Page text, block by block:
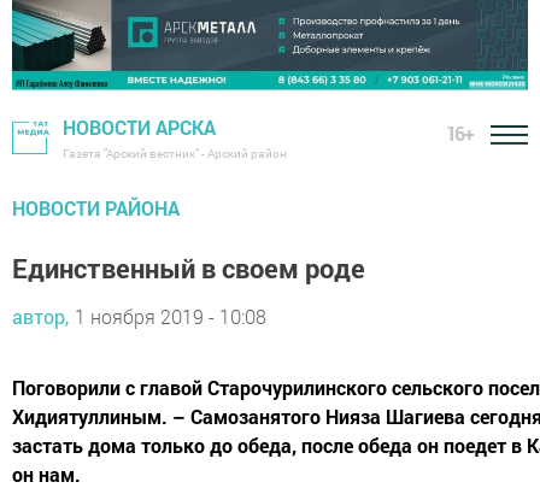
НОВОСТИ АРСКА
Газета "Арский вестник" - Арский район
16+
НОВОСТИ РАЙОНА
Единственный в своем роде
автор, 1 ноября 2019 - 10:08
Поговорили с главой Старочурилинского сельского
Хидиятуллиным. – Самозанятого Нияза Шагиева
застать дома только до обеда, после обеда он поедет в
он нам.